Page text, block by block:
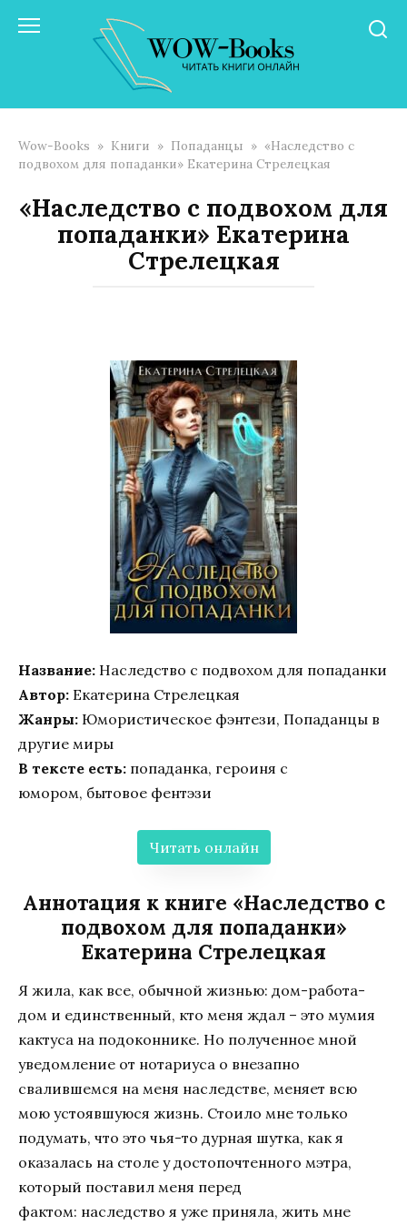
Wow-Books » Книги » Попаданцы » «Наследство с
подвохом для попаданки» Екатерина Стрелецкая
«Наследство с подвохом для
попаданки» Екатерина
Стрелецкая
Название: Наследство с подвохом для попаданки
Автор: Екатерина Стрелецкая
Жанры: Юмористическое фэнтези, Попаданцы в
другие миры
В тексте есть: попаданка, героиня с
юмором, бытовое фентэзи
Читать онлайн
Аннотация к книге «Наследство с
подвохом для попаданки»
Екатерина Стрелецкая
Я жила, как все, обычной жизнью: дом-работа-
дом и единственный, кто меня ждал – это мумия
кактуса на подоконнике. Но полученное мной
уведомление от нотариуса о внезапно
свалившемся на меня наследстве, меняет всю
мою устоявшуюся жизнь. Стоило мне только
подумать, что это чья-то дурная шутка, как я
оказалась на столе у достопочтенного мэтра,
который поставил меня перед
фактом: наследство я уже приняла, жить мне